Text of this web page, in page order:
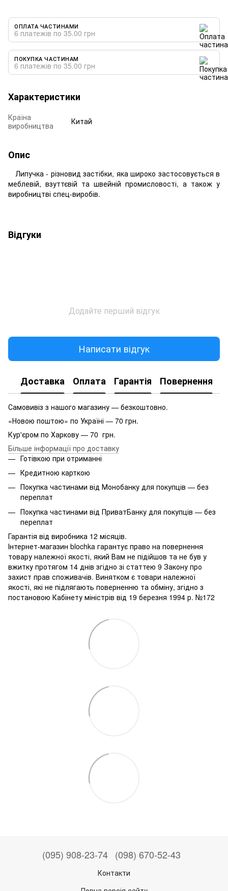
ОПЛАТА ЧАСТИНАМИ
6 платежів по 35.00 грн
ПОКУПКА ЧАСТИНАМ
6 платежів по 35.00 грн
Характеристики
Країна
виробництва
Китай
Опис
Липучка - різновид застібки, яка широко застосовується в
меблевій, взуттєвій та швейній промисловості, а також у
виробництві спец-виробів.
Відгуки
Додайте перший відгук
Написати відгук
Доставка Оплата Гарантія Повернення
Самовивіз з нашого магазину — безкоштовно.
«Новою поштою» по Україні — 70 грн.
Кур'єром по Харкову — 70 грн.
Більше інформації про доставку
Готівкою при отриманні
Кредитною карткою
Покупка частинами від Монобанку для покупців — без
переплат
Покупка частинами від ПриватБанку для покупців — без
переплат
Гарантія від виробника 12 місяців.
Інтернет-магазин blochka гарантує право на повернення
товару належної якості, який Вам не підійшов та не був у
вжитку протягом 14 днів згідно зі статтею 9 Закону про
захист прав споживачів. Винятком є ​​товари належної
якості, які не підлягають поверненню та обміну, згідно з
постановою Кабінету міністрів від 19 березня 1994 р. №172
(095) 908-23-74 (098) 670-52-43
Контакти